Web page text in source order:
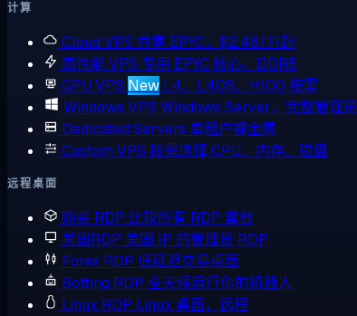
计算
Cloud VPS 共享 EPYC，$2.48/月起
高性能 VPS 专用 EPYC 核心，DDR5
GPU VPS New L4、L40S、H100 按需
Windows VPS Windows Server，完整管理员
Dedicated Servers 单租户裸金属
Custom VPS 按需选择 CPU、内存、磁盘
远程桌面
购买 RDP 比较所有 RDP 套餐
美国RDP 美国 IP 的管理员 RDP
Forex RDP 低延迟交易桌面
Botting RDP 全天候运行你的机器人
Linux RDP Linux 桌面，远程